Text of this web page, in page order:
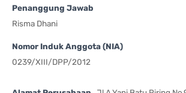
Penanggung Jawab
Risma Dhani
Nomor Induk Anggota (NIA)
0239/XIII/DPP/2012